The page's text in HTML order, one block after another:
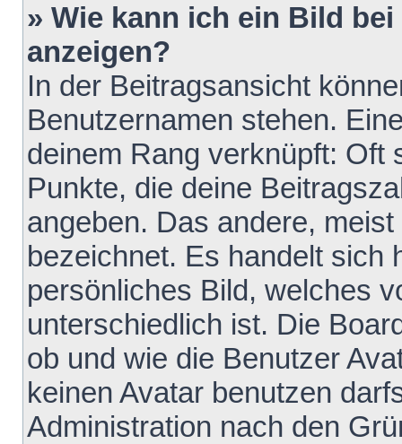
» Wie kann ich ein Bild
anzeigen?
In der Beitragsansicht
Benutzernamen stehen.
deinem Rang verknüpft: Oft
Punkte, die deine
angeben. Das andere,
bezeichnet. Es handelt sich
persönliches Bild, welches
unterschiedlich ist. Die
ob und wie die Benutzer
keinen Avatar benutzen
Administration nach den